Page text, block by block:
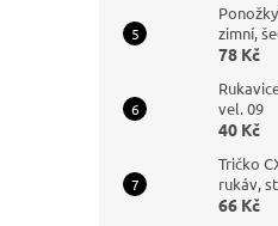
zimní,
78 Kč
vel. 09
40 Kč
Tričko
rukáv,
66 Kč